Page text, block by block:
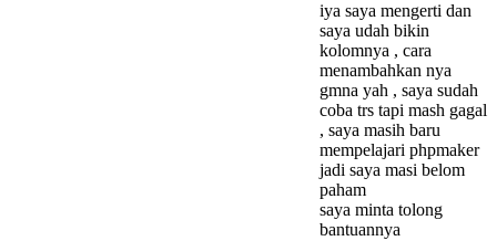
iya saya mengerti dan
saya udah bikin
kolomnya , cara
menambahkan nya
gmna yah , saya sudah
coba trs tapi mash gagal
, saya masih baru
mempelajari phpmaker
jadi saya masi belom
paham
saya minta tolong
bantuannya